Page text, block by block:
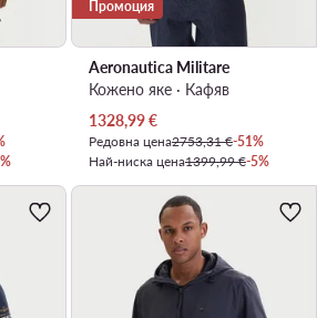
Промоция
Aeronautica Militare
Кожено яке · Кафяв
Актуална цена
1328,99€
Редовна цена2753,31 €-51%
Най-ниска цена1399,99 €-5%